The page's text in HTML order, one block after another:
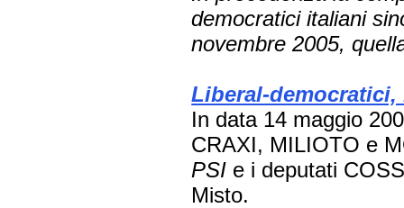
democratici italiani
novembre 2005,
Liberal-
In data 14 maggio
CRAXI, MILIOTO e
PSI e i deputati
Misto.